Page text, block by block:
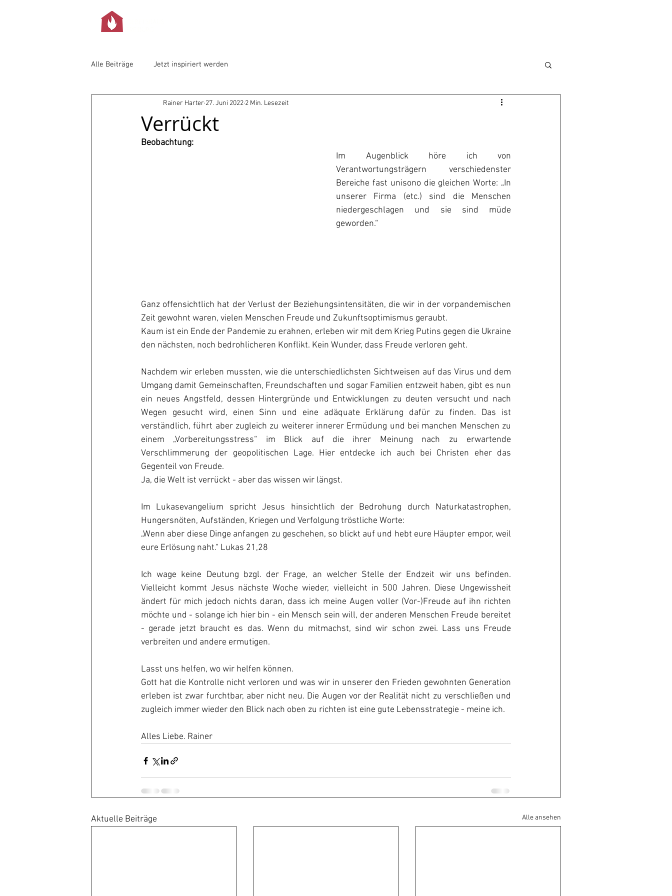
Alle Beiträge Jetzt inspiriert werden
Verrückt
Rainer Harter 27. Juni 2022 2 Min. Lesezeit
Beobachtung:
Im Augenblick höre ich von
Verantwortungsträgern verschiedenster
Bereiche fast unisono die gleichen Worte: „In
unserer Firma (etc.) sind die Menschen
niedergeschlagen und sie sind müde
geworden.“
Ganz offensichtlich hat der Verlust der Beziehungsintensitäten, die wir in der vorpandemischen
Zeit gewohnt waren, vielen Menschen Freude und Zukunftsoptimismus geraubt.
Kaum ist ein Ende der Pandemie zu erahnen, erleben wir mit dem Krieg Putins gegen die Ukraine
den nächsten, noch bedrohlicheren Konflikt. Kein Wunder, dass Freude verloren geht.
Nachdem wir erleben mussten, wie die unterschiedlichsten Sichtweisen auf das Virus und dem
Umgang damit Gemeinschaften, Freundschaften und sogar Familien entzweit haben, gibt es nun
ein neues Angstfeld, dessen Hintergründe und Entwicklungen zu deuten versucht und nach
Wegen gesucht wird, einen Sinn und eine adäquate Erklärung dafür zu finden. Das ist
verständlich, führt aber zugleich zu weiterer innerer Ermüdung und bei manchen Menschen zu
einem „Vorbereitungsstress“ im Blick auf die ihrer Meinung nach zu erwartende
Verschlimmerung der geopolitischen Lage. Hier entdecke ich auch bei Christen eher das
Gegenteil von Freude.
Ja, die Welt ist verrückt - aber das wissen wir längst.
Im Lukasevangelium spricht Jesus hinsichtlich der Bedrohung durch Naturkatastrophen,
Hungersnöten, Aufständen, Kriegen und Verfolgung tröstliche Worte:
„Wenn aber diese Dinge anfangen zu geschehen, so blickt auf und hebt eure Häupter empor, weil
eure Erlösung naht.“ Lukas 21,28
Ich wage keine Deutung bzgl. der Frage, an welcher Stelle der Endzeit wir uns befinden.
Vielleicht kommt Jesus nächste Woche wieder, vielleicht in 500 Jahren. Diese Ungewissheit
ändert für mich jedoch nichts daran, dass ich meine Augen voller (Vor-)Freude auf ihn richten
möchte und - solange ich hier bin - ein Mensch sein will, der anderen Menschen Freude bereitet
- gerade jetzt braucht es das. Wenn du mitmachst, sind wir schon zwei. Lass uns Freude
verbreiten und andere ermutigen.
Lasst uns helfen, wo wir helfen können.
Gott hat die Kontrolle nicht verloren und was wir in unserer den Frieden gewohnten Generation
erleben ist zwar furchtbar, aber nicht neu. Die Augen vor der Realität nicht zu verschließen und
zugleich immer wieder den Blick nach oben zu richten ist eine gute Lebensstrategie - meine ich.
Alles Liebe. Rainer
Aktuelle Beiträge Alle ansehen